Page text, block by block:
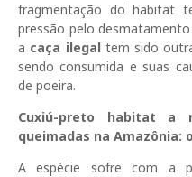
fragmentação do habitat
pressão pelo
a caça ilegaltem sido
sendo consumida e suas
de poeira.
Cuxiú-preto habitat a
queimadas na Amazônia:
A espécie sofre com a